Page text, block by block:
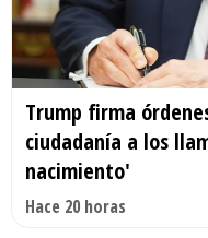
Trump firma
ciudadanía a los
nacimiento'
Hace 20 horas